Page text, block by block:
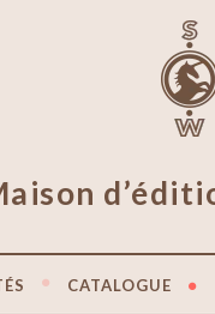
CATALOGUE